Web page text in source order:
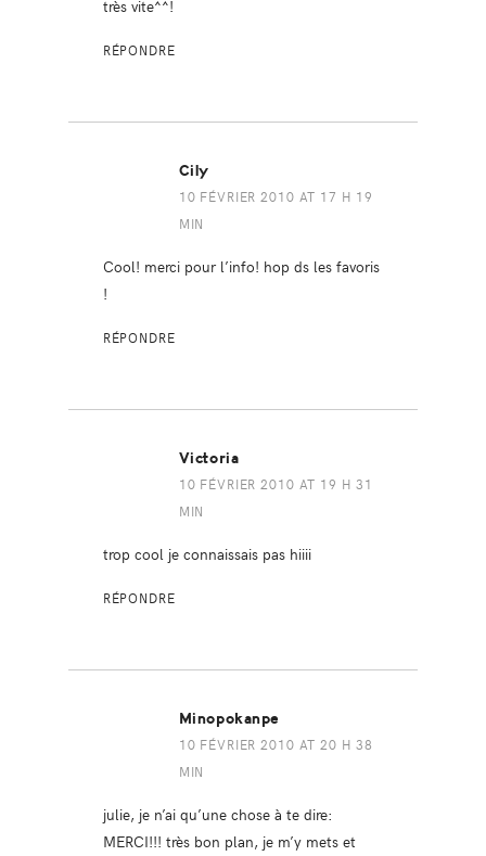
très vite^^!
RÉPONDRE
Cily
10 FÉVRIER 2010 AT 17 H 19
MIN
Cool! merci pour l’info! hop ds les favoris
!
RÉPONDRE
Victoria
10 FÉVRIER 2010 AT 19 H 31
MIN
trop cool je connaissais pas hiiii
RÉPONDRE
Minopokanpe
10 FÉVRIER 2010 AT 20 H 38
MIN
julie, je n’ai qu’une chose à te dire:
MERCI!!! très bon plan, je m’y mets et